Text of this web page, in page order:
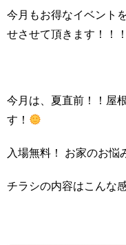
今月もお得なイベント
せさせて頂きます！！！
今月は、夏直前！！屋
す！
入場無料！ お家のお悩
チラシの内容はこんな